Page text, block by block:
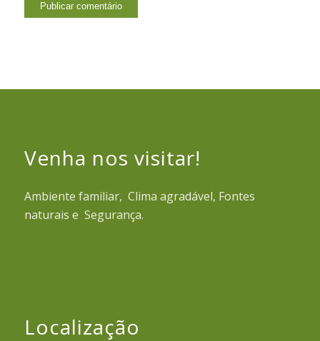
Venha nos visitar!
Ambiente familiar, Clima agradável, Fontes
naturais e Segurança.
Localização